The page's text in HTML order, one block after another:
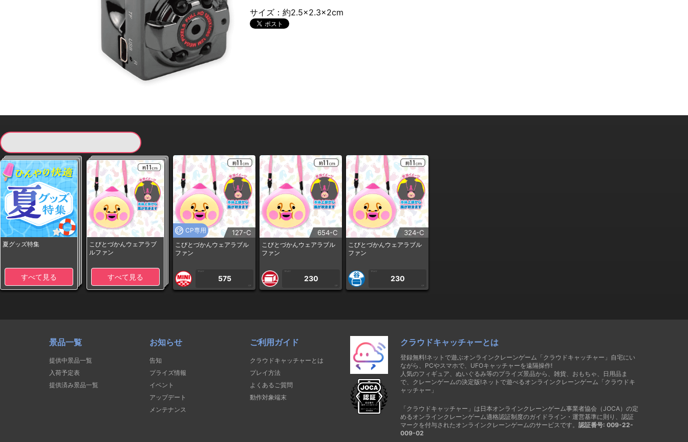
サイズ：約2.5×2.3×2cm
夏グッズ特集
すべて見る
こびとづかんウェアラブ
ルファン
すべて見る
CP専用 127-C
こびとづかんウェアラブル
ファン
1PLAY
575
CP
654-C
こびとづかんウェアラブル
ファン
1PLAY
230
CP
324-C
こびとづかんウェアラブル
ファン
1PLAY
230
CP
景品一覧
提供中景品一覧
入荷予定表
提供済み景品一覧
お知らせ
告知
プライズ情報
イベント
アップデート
メンテナンス
ご利用ガイド
クラウドキャッチャーとは
プレイ方法
よくあるご質問
動作対象端末
クラウドキャッチャーとは
登録無料!ネットで遊ぶオンラインクレーンゲーム「クラウドキャッチャー」自宅にい
ながら、PCやスマホで、UFOキャッチャーを遠隔操作!
人気のフィギュア、ぬいぐるみ等のプライズ景品から、雑貨、おもちゃ、日用品ま
で、クレーンゲームの決定版!ネットで遊べるオンラインクレーンゲーム「クラウドキ
ャッチャー」
「クラウドキャッチャー」は日本オンラインクレーンゲーム事業者協会（JOCA）の定
めるオンラインクレーンゲーム適格認証制度のガイドライン・運営基準に則り、認証
マークを付与されたオンラインクレーンゲームのサービスです。 認証番号: 009-22-
009-02